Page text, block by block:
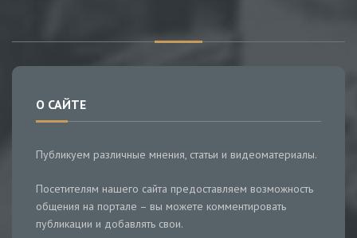
О САЙТЕ
Публикуем различные мнения, статьи и видеоматериалы.
Посетителям нашего сайта предоставляем возможность
общения на портале – вы можете комментировать
публикации и добавлять свои.